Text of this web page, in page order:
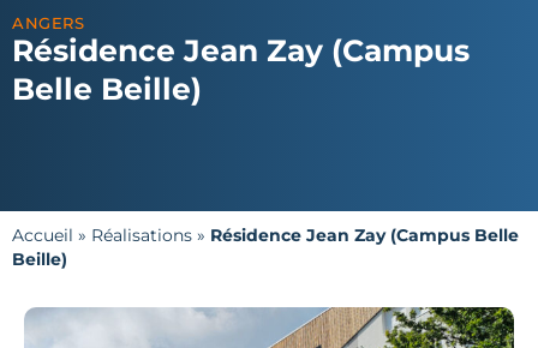
ANGERS
Résidence Jean Zay (Campus
Belle Beille)
Accueil » Réalisations » Résidence Jean Zay (Campus Belle
Beille)